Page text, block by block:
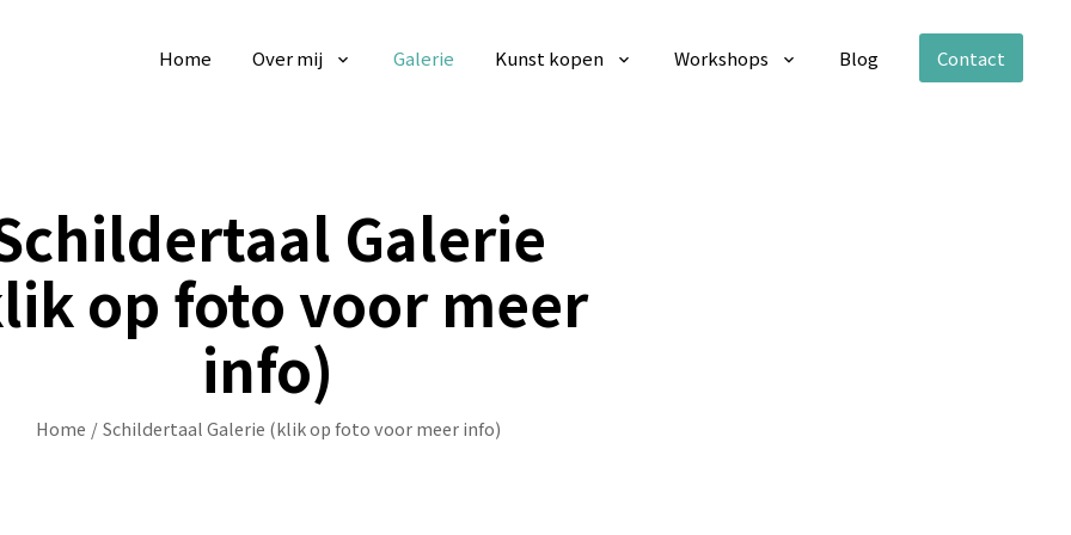
Home Over mij Galerie Kunst kopen Workshops Blog Contact
Galerie
op foto voor meer
info)
Home / Schildertaal Galerie (klik op foto voor meer info)